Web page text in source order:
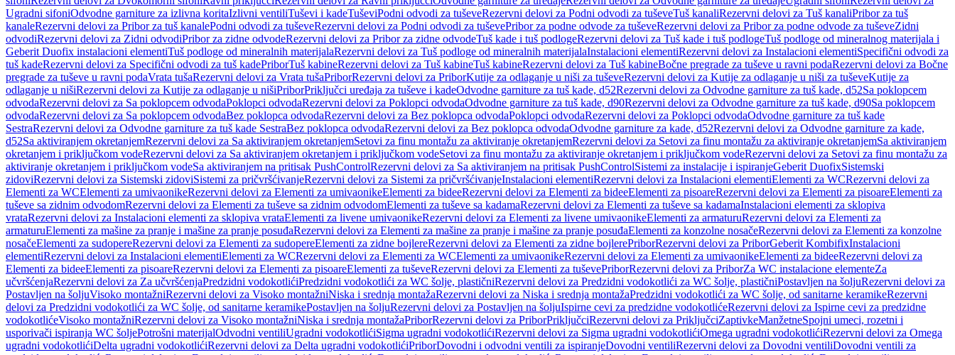
Ugradni sifoniOdvodne garniture za izlivna koritaIzlivni ventiliTuševi i kadeTuševiPodni odvodi za tuševeRezervni delovi za Podni odvodi za tuševeTuš kanaliRezervni delovi za Tuš kanaliPribor za tuš
kanaleRezervni delovi za Pribor za tuš kanalePodni odvodi za tuševeRezervni delovi za Podni odvodi za tuševePribor za podne odvode za tuševeRezervni delovi za Pribor za podne odvode za tuševeZidni
odvodiRezervni delovi za Zidni odvodiPribor za zidne odvodeRezervni delovi za Pribor za zidne odvodeTuš kade i tuš podlogeRezervni delovi za Tuš kade i tuš podlogeTuš podloge od mineralnog materijala i
Geberit Duofix instalacioni elementiTuš podloge od mineralnih materijalaRezervni delovi za Tuš podloge od mineralnih materijalaInstalacioni elementiRezervni delovi za Instalacioni elementiSpecifični odvodi za
tuš kadeRezervni delovi za Specifični odvodi za tuš kadePriborTuš kabineRezervni delovi za Tuš kabineTuš kabineRezervni delovi za Tuš kabineBočne pregrade za tuševe u ravni podaRezervni delovi za Bočne
pregrade za tuševe u ravni podaVrata tušaRezervni delovi za Vrata tušaPriborRezervni delovi za PriborKutije za odlaganje u niši za tuševeRezervni delovi za Kutije za odlaganje u niši za tuševeKutije za
odlaganje u nišiRezervni delovi za Kutije za odlaganje u nišiPriborPriključci uređaja za tuševe i kadeOdvodne garniture za tuš kade, d52Rezervni delovi za Odvodne garniture za tuš kade, d52Sa poklopcem
odvodaRezervni delovi za Sa poklopcem odvodaPoklopci odvodaRezervni delovi za Poklopci odvodaOdvodne garniture za tuš kade, d90Rezervni delovi za Odvodne garniture za tuš kade, d90Sa poklopcem
odvodaRezervni delovi za Sa poklopcem odvodaBez poklopca odvodaRezervni delovi za Bez poklopca odvodaPoklopci odvodaRezervni delovi za Poklopci odvodaOdvodne garniture za tuš kade
SestraRezervni delovi za Odvodne garniture za tuš kade SestraBez poklopca odvodaRezervni delovi za Bez poklopca odvodaOdvodne garniture za kade, d52Rezervni delovi za Odvodne garniture za kade,
d52Sa aktiviranjem okretanjemRezervni delovi za Sa aktiviranjem okretanjemSetovi za finu montažu za aktiviranje okretanjemRezervni delovi za Setovi za finu montažu za aktiviranje okretanjemSa aktiviranjem
okretanjem i priključkom vodeRezervni delovi za Sa aktiviranjem okretanjem i priključkom vodeSetovi za finu montažu za aktiviranje okretanjem i priključkom vodeRezervni delovi za Setovi za finu montažu za
aktiviranje okretanjem i priključkom vodeSa aktiviranjem na pritisak PushControlRezervni delovi za Sa aktiviranjem na pritisak PushControlSistemi za instalacije i ispiranjeGeberit DuofixSistemski
zidoviRezervni delovi za Sistemski zidoviSistemi za pričvršćivanjeRezervni delovi za Sistemi za pričvršćivanjeInstalacioni elementiRezervni delovi za Instalacioni elementiElementi za WCRezervni delovi za
Elementi za WCElementi za umivaonikeRezervni delovi za Elementi za umivaonikeElementi za bideeRezervni delovi za Elementi za bideeElementi za pisoareRezervni delovi za Elementi za pisoareElementi za
tuševe sa zidnim odvodomRezervni delovi za Elementi za tuševe sa zidnim odvodomElementi za tuševe sa kadamaRezervni delovi za Elementi za tuševe sa kadamaInstalacioni elementi za sklopiva
vrataRezervni delovi za Instalacioni elementi za sklopiva vrataElementi za livene umivaonikeRezervni delovi za Elementi za livene umivaonikeElementi za armaturuRezervni delovi za Elementi za
armaturuElementi za mašine za pranje i mašine za pranje posuđaRezervni delovi za Elementi za mašine za pranje i mašine za pranje posuđaElementi za konzolne nosačeRezervni delovi za Elementi za konzolne
nosačeElementi za sudopereRezervni delovi za Elementi za sudopereElementi za zidne bojlereRezervni delovi za Elementi za zidne bojlerePriborRezervni delovi za PriborGeberit KombifixInstalacioni
elementiRezervni delovi za Instalacioni elementiElementi za WCRezervni delovi za Elementi za WCElementi za umivaonikeRezervni delovi za Elementi za umivaonikeElementi za bideeRezervni delovi za
Elementi za bideeElementi za pisoareRezervni delovi za Elementi za pisoareElementi za tuševeRezervni delovi za Elementi za tuševePriborRezervni delovi za PriborZa WC instalacione elementeZa
učvršćenjaRezervni delovi za Za učvršćenjaPredzidni vodokotlićiPredzidni vodokotlići za WC šolje, plastičniRezervni delovi za Predzidni vodokotlići za WC šolje, plastičniPostavljen na šoljuRezervni delovi za
Postavljen na šoljuVisoko montažniRezervni delovi za Visoko montažniNiska i srednja montažaRezervni delovi za Niska i srednja montažaPredzidni vodokotlići za WC šolje, od sanitarne keramikeRezervni
delovi za Predzidni vodokotlići za WC šolje, od sanitarne keramikePostavljen na šoljuRezervni delovi za Postavljen na šoljuIspirne cevi za predzidne vodokotlićeRezervni delovi za Ispirne cevi za predzidne
vodokotlićeVisoko montažniRezervni delovi za Visoko montažniNiska i srednja montažaPriborRezervni delovi za PriborPriključciRezervni delovi za PriključciZaptivkeManžetneSpojni umeci, rozetni i
usporivači ispiranja WC šoljePotrošni materijalOdvodni ventiliUgradni vodokotlićiSigma ugradni vodokotlićiRezervni delovi za Sigma ugradni vodokotlićiOmega ugradni vodokotlićiRezervni delovi za Omega
ugradni vodokotlićiDelta ugradni vodokotlićiRezervni delovi za Delta ugradni vodokotlićiPriborDovodni i odvodni ventili za ispiranjeDovodni ventiliRezervni delovi za Dovodni ventiliDovodni ventili za